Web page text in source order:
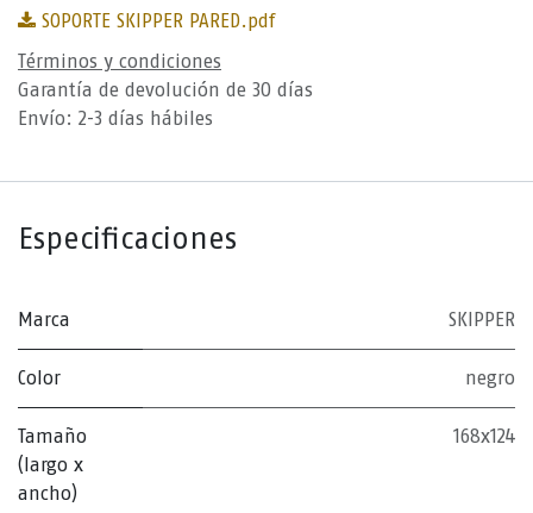
SOPORTE SKIPPER PARED.pdf
Términos y condiciones
Garantía de devolución de 30 días
Envío: 2-3 días hábiles
Especificaciones
Marca SKIPPER
Color negro
Tamaño
(largo x
ancho)
168x124